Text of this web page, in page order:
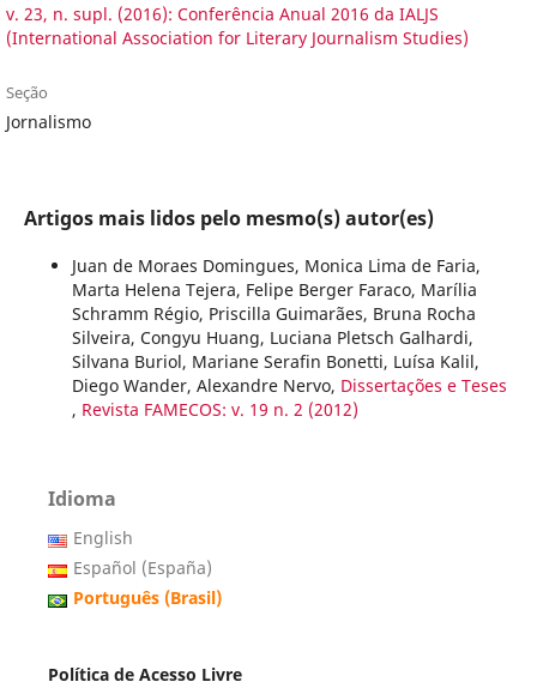
v. 23, n. supl. (2016): Conferência Anual 2016 da IALJS
(International Association for Literary Journalism Studies)
Seção
Jornalismo
Artigos mais lidos pelo mesmo(s) autor(es)
Juan de Moraes Domingues, Monica Lima de Faria,
Marta Helena Tejera, Felipe Berger Faraco, Marília
Schramm Régio, Priscilla Guimarães, Bruna Rocha
Silveira, Congyu Huang, Luciana Pletsch Galhardi,
Silvana Buriol, Mariane Serafin Bonetti, Luísa Kalil,
Diego Wander, Alexandre Nervo, Dissertações e Teses
, Revista FAMECOS: v. 19 n. 2 (2012)
Idioma
English
Español (España)
Português (Brasil)
Política de Acesso Livre